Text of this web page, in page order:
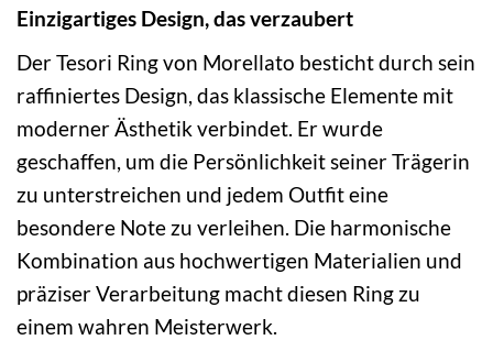
Einzigartiges Design, das verzaubert
Der Tesori Ring von Morellato besticht durch sein
raffiniertes Design, das klassische Elemente mit
moderner Ästhetik verbindet. Er wurde
geschaffen, um die Persönlichkeit seiner Trägerin
zu unterstreichen und jedem Outfit eine
besondere Note zu verleihen. Die harmonische
Kombination aus hochwertigen Materialien und
präziser Verarbeitung macht diesen Ring zu
einem wahren Meisterwerk.